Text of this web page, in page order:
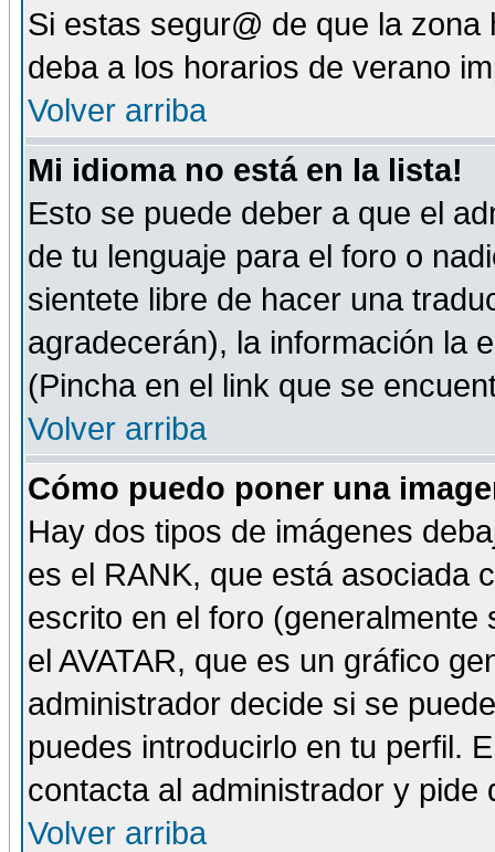
Si estas segur@ de que la
deba a los horarios de verano
Volver arriba
Mi idioma no está en la lista!
Esto se puede deber a que el
de tu lenguaje para el foro o
sientete libre de hacer una
agradecerán), la información la
(Pincha en el link que se
Volver arriba
Cómo puedo poner una
Hay dos tipos de imágenes
es el RANK, que está asociada
escrito en el foro
el AVATAR, que es un gráfico
administrador decide si se
puedes introducirlo en tu perfil.
contacta al administrador y
Volver arriba